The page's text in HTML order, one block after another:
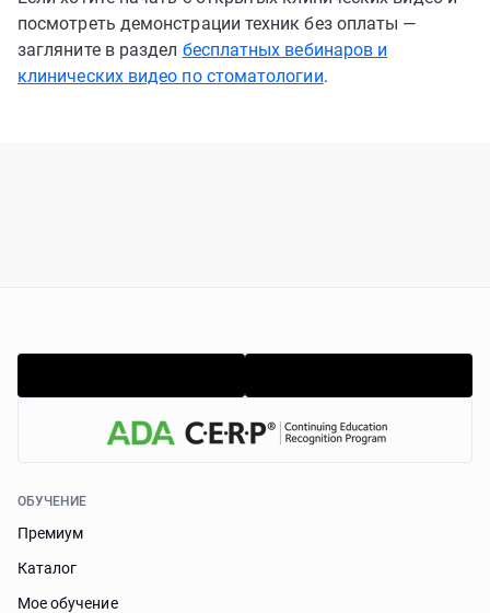
посмотреть демонстрации техник без оплаты —
загляните в раздел бесплатных вебинаров и
клинических видео по стоматологии.
ОБУЧЕНИЕ
Премиум
Каталог
Мое обучение